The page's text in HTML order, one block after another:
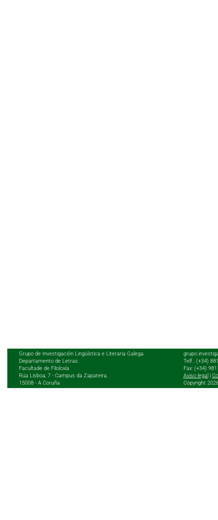
Grupo de Investigación Lingüística e Literaria Galega
Departamento de Letras.
Facultade de Filoloxía
Rúa Lisboa, 7 - Campus da Zapateira,
15008 - A Coruña
Telf.: (+34)
Fax: (+34)
Aviso legal |
Copyright